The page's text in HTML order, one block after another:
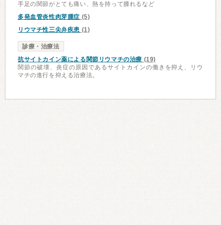
手足の関節がとても痛い、熱を持って腫れるなど
多発血管炎性肉芽腫症 (5)
リウマチ性三尖弁疾患 (1)
診療・治療法
抗サイトカイン薬による関節リウマチの治療 (19)
関節の破壊、炎症の原因であるサイトカインの働きを抑え、リウ
マチの進行を抑える治療法。